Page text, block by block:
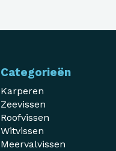
Categorieën
Karperen
Zeevissen
Roofvissen
Witvissen
Meervalvissen